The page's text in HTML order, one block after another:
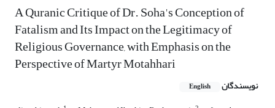
A Quranic Critique of Dr. Soha's Conception of
Fatalism and Its Impact on the Legitimacy of
Religious Governance, with Emphasis on the
Perspective of Martyr Motahhari
نویسندگان English